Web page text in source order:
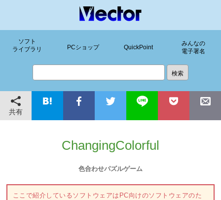
ソフト
ライブラリ
PCショップ QuickPoint
みんなの
電子署名
共有
ChangingColorful
色合わせパズルゲーム
ここで紹介しているソフトウェアはPC向けのソフトウェアのた